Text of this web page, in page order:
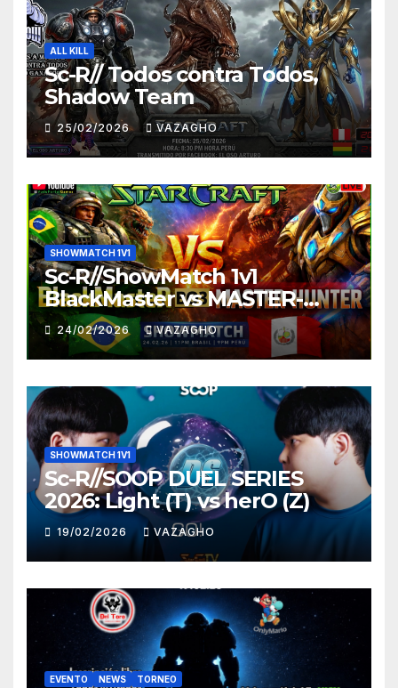
ALL KILL
Sc-R// Todos contra Todos,
Shadow Team
25/02/2026 VAZAGHO
SHOWMATCH 1V1
Sc-R//ShowMatch 1v1
BlackMaster vs MASTER-
HUNTER
24/02/2026 VAZAGHO
SHOWMATCH 1V1
Sc-R//SOOP DUEL SERIES
2026: Light (T) vs herO (Z)
19/02/2026 VAZAGHO
EVENTO NEWS TORNEO